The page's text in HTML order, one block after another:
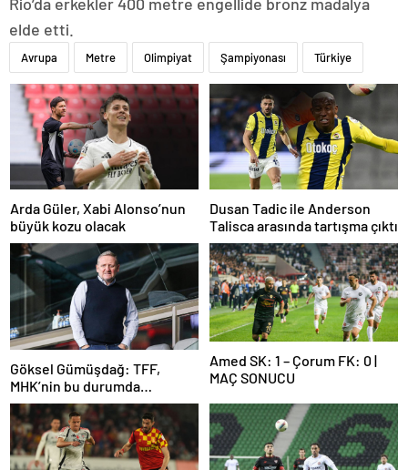
elde etti.
Avrupa Metre Olimpiyat Şampiyonası Türkiye
Arda Güler, Xabi Alonso’nun
büyük kozu olacak
Dusan Tadic ile Anderson
Talisca arasında tartışma çıktı
Göksel Gümüşdağ: TFF,
MHK’nin bu durumda
olmasının sorumlusudur
Amed SK: 1 – Çorum FK: 0 |
MAÇ SONUCU